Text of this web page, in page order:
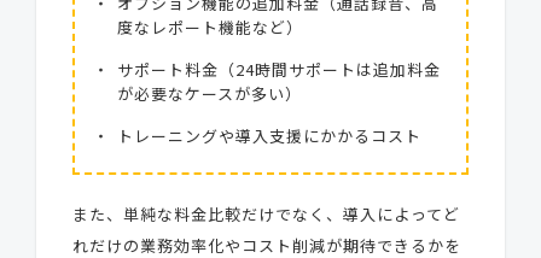
度なレポート機能など）
サポート料金（24時間サポートは追加料金
が必要なケースが多い）
トレーニングや導入支援にかかるコスト
また、単純な料金比較だけでなく、導入によってど
れだけの業務効率化やコスト削減が期待できるかを